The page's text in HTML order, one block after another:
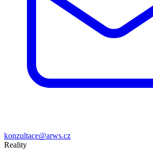
konzultace@arws.cz
Reality